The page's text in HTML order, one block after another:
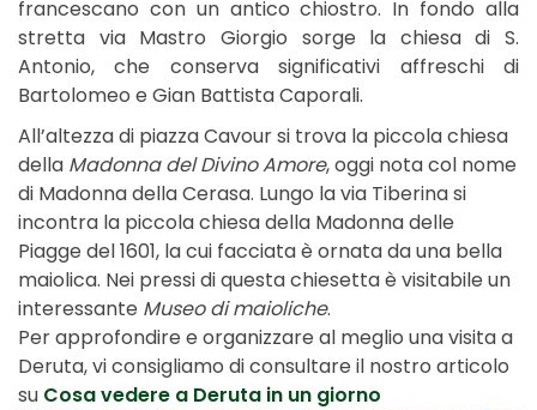
francescano con un antico chiostro. In fondo alla
stretta via Mastro Giorgio sorge la chiesa di S.
Antonio, che conserva significativi affreschi di
Bartolomeo e Gian Battista Caporali.
All’altezza di piazza Cavour si trova la piccola chiesa
della Madonna del Divino Amore, oggi nota col nome
di Madonna della Cerasa. Lungo la via Tiberina si
incontra la piccola chiesa della Madonna delle
Piagge del 1601, la cui facciata è ornata da una bella
maiolica. Nei pressi di questa chiesetta è visitabile un
interessante Museo di maioliche.
Per approfondire e organizzare al meglio una visita a
Deruta, vi consigliamo di consultare il nostro articolo
su Cosa vedere a Deruta in un giorno